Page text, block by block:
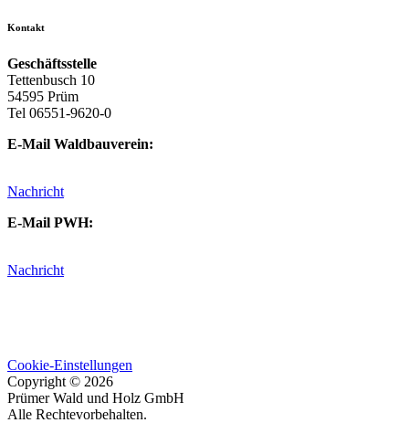
Kontakt
Geschäftsstelle
Tettenbusch 10
54595 Prüm
Tel 06551-9620-0
E-Mail Waldbauverein:
Nachricht
E-Mail PWH:
Nachricht
Cookie-Einstellungen
Copyright © 2026
Prümer Wald und Holz GmbH
Alle Rechtevorbehalten.